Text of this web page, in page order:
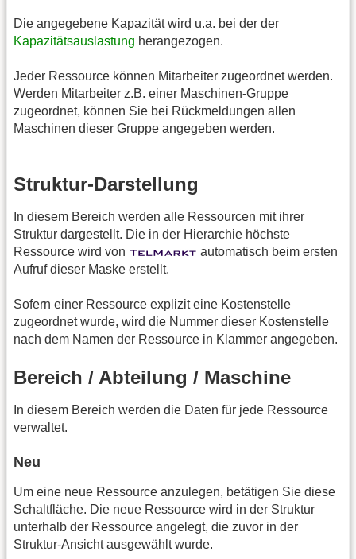
Die angegebene Kapazität wird u.a. bei der der
Kapazitätsauslastung herangezogen.
Jeder Ressource können Mitarbeiter zugeordnet werden.
Werden Mitarbeiter z.B. einer Maschinen-Gruppe
zugeordnet, können Sie bei Rückmeldungen allen
Maschinen dieser Gruppe angegeben werden.
Struktur-Darstellung
In diesem Bereich werden alle Ressourcen mit ihrer
Struktur dargestellt. Die in der Hierarchie höchste
Ressource wird von
automatisch beim ersten
Aufruf dieser Maske erstellt.
Sofern einer Ressource explizit eine Kostenstelle
zugeordnet wurde, wird die Nummer dieser Kostenstelle
nach dem Namen der Ressource in Klammer angegeben.
Bereich / Abteilung / Maschine
In diesem Bereich werden die Daten für jede Ressource
verwaltet.
Neu
Um eine neue Ressource anzulegen, betätigen Sie diese
Schaltfläche. Die neue Ressource wird in der Struktur
unterhalb der Ressource angelegt, die zuvor in der
Struktur-Ansicht ausgewählt wurde.